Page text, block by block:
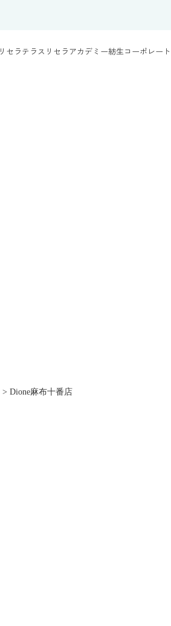
リセラテラス リセラアカデミー紡生コーポレート
> Dione麻布十番店